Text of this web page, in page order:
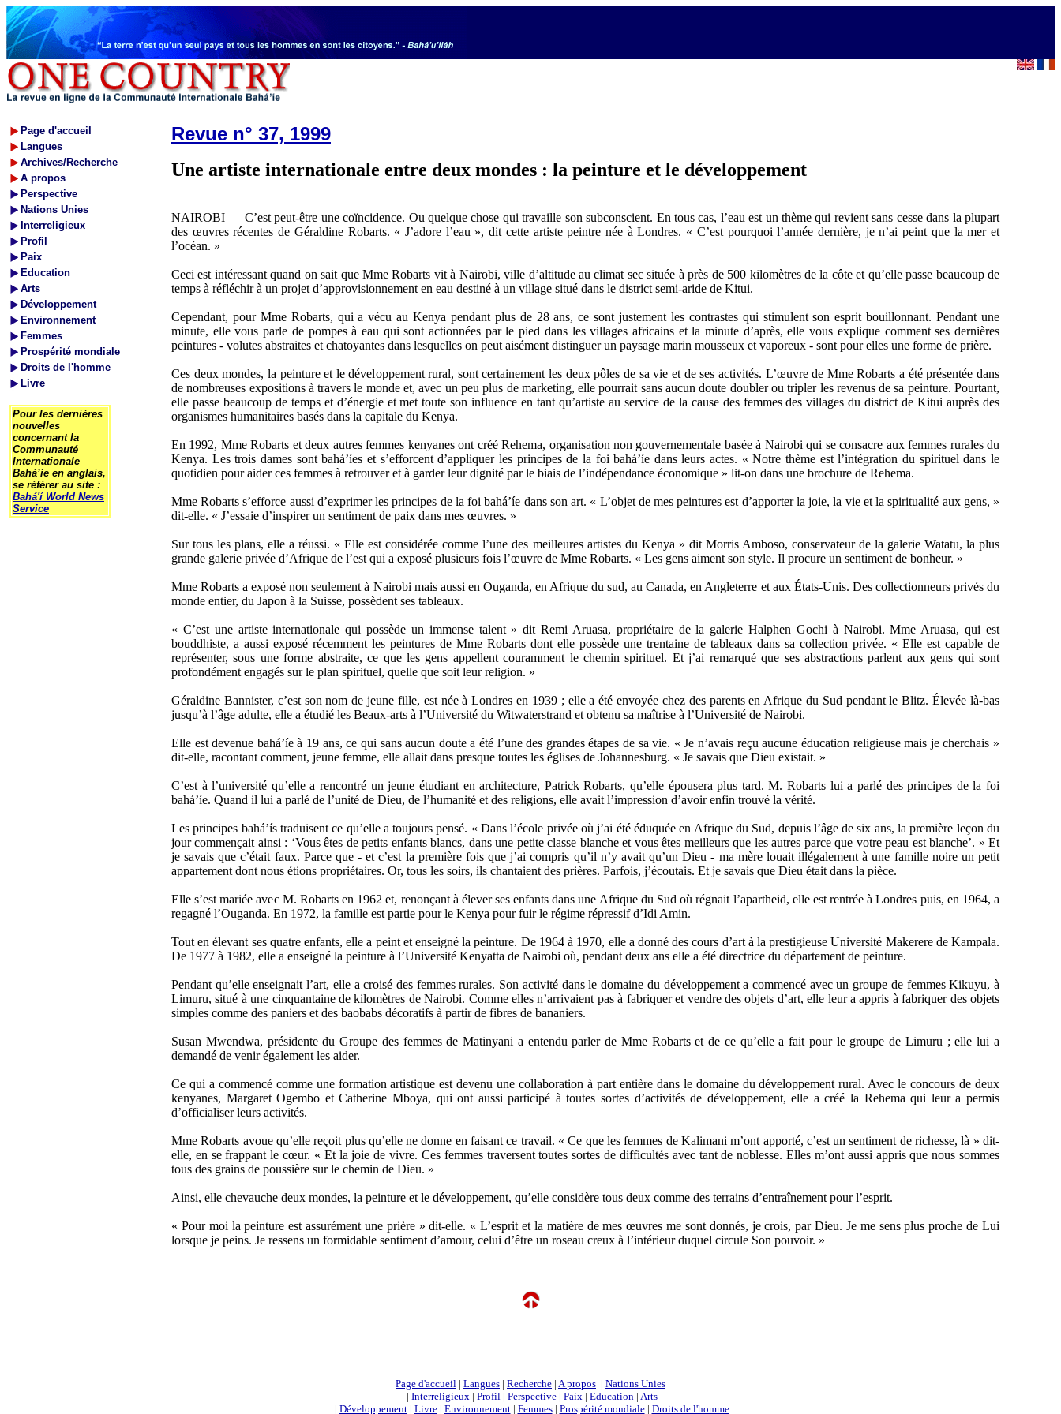
Page d'accueil
Langues
Archives/Recherche
A propos
Perspective
Nations Unies
Interreligieux
Profil
Paix
Education
Arts
Développement
Environnement
Femmes
Prospérité mondiale
Droits de l'homme
Livre
Pour les dernières
nouvelles
concernant la
Communauté
Internationale
Bahá’íe en anglais,
se référer au site :
Bahá'í World News
Service
Revue n° 37, 1999
Une artiste internationale entre deux mondes : la peinture et le développement
NAIROBI — C’est peut-être une coïncidence. Ou quelque chose qui travaille son subconscient. En tous cas, l’eau est un thème qui revient sans cesse dans la plupart
des œuvres récentes de Géraldine Robarts. « J’adore l’eau », dit cette artiste peintre née à Londres. « C’est pourquoi l’année dernière, je n’ai peint que la mer et
l’océan. »
Ceci est intéressant quand on sait que Mme Robarts vit à Nairobi, ville d’altitude au climat sec située à près de 500 kilomètres de la côte et qu’elle passe beaucoup de
temps à réfléchir à un projet d’approvisionnement en eau destiné à un village situé dans le district semi-aride de Kitui.
Cependant, pour Mme Robarts, qui a vécu au Kenya pendant plus de 28 ans, ce sont justement les contrastes qui stimulent son esprit bouillonnant. Pendant une
minute, elle vous parle de pompes à eau qui sont actionnées par le pied dans les villages africains et la minute d’après, elle vous explique comment ses dernières
peintures - volutes abstraites et chatoyantes dans lesquelles on peut aisément distinguer un paysage marin mousseux et vaporeux - sont pour elles une forme de prière.
Ces deux mondes, la peinture et le développement rural, sont certainement les deux pôles de sa vie et de ses activités. L’œuvre de Mme Robarts a été présentée dans
de nombreuses expositions à travers le monde et, avec un peu plus de marketing, elle pourrait sans aucun doute doubler ou tripler les revenus de sa peinture. Pourtant,
elle passe beaucoup de temps et d’énergie et met toute son influence en tant qu’artiste au service de la cause des femmes des villages du district de Kitui auprès des
organismes humanitaires basés dans la capitale du Kenya.
En 1992, Mme Robarts et deux autres femmes kenyanes ont créé Rehema, organisation non gouvernementale basée à Nairobi qui se consacre aux femmes rurales du
Kenya. Les trois dames sont bahá’íes et s’efforcent d’appliquer les principes de la foi bahá’íe dans leurs actes. « Notre thème est l’intégration du spirituel dans le
quotidien pour aider ces femmes à retrouver et à garder leur dignité par le biais de l’indépendance économique » lit-on dans une brochure de Rehema.
Mme Robarts s’efforce aussi d’exprimer les principes de la foi bahá’íe dans son art. « L’objet de mes peintures est d’apporter la joie, la vie et la spiritualité aux gens, »
dit-elle. « J’essaie d’inspirer un sentiment de paix dans mes œuvres. »
Sur tous les plans, elle a réussi. « Elle est considérée comme l’une des meilleures artistes du Kenya » dit Morris Amboso, conservateur de la galerie Watatu, la plus
grande galerie privée d’Afrique de l’est qui a exposé plusieurs fois l’œuvre de Mme Robarts. « Les gens aiment son style. Il procure un sentiment de bonheur. »
Mme Robarts a exposé non seulement à Nairobi mais aussi en Ouganda, en Afrique du sud, au Canada, en Angleterre et aux États-Unis. Des collectionneurs privés du
monde entier, du Japon à la Suisse, possèdent ses tableaux.
« C’est une artiste internationale qui possède un immense talent » dit Remi Aruasa, propriétaire de la galerie Halphen Gochi à Nairobi. Mme Aruasa, qui est
bouddhiste, a aussi exposé récemment les peintures de Mme Robarts dont elle possède une trentaine de tableaux dans sa collection privée. « Elle est capable de
représenter, sous une forme abstraite, ce que les gens appellent couramment le chemin spirituel. Et j’ai remarqué que ses abstractions parlent aux gens qui sont
profondément engagés sur le plan spirituel, quelle que soit leur religion. »
Géraldine Bannister, c’est son nom de jeune fille, est née à Londres en 1939 ; elle a été envoyée chez des parents en Afrique du Sud pendant le Blitz. Élevée là-bas
jusqu’à l’âge adulte, elle a étudié les Beaux-arts à l’Université du Witwaterstrand et obtenu sa maîtrise à l’Université de Nairobi.
Elle est devenue bahá’íe à 19 ans, ce qui sans aucun doute a été l’une des grandes étapes de sa vie. « Je n’avais reçu aucune éducation religieuse mais je cherchais »
dit-elle, racontant comment, jeune femme, elle allait dans presque toutes les églises de Johannesburg. « Je savais que Dieu existait. »
C’est à l’université qu’elle a rencontré un jeune étudiant en architecture, Patrick Robarts, qu’elle épousera plus tard. M. Robarts lui a parlé des principes de la foi
bahá’íe. Quand il lui a parlé de l’unité de Dieu, de l’humanité et des religions, elle avait l’impression d’avoir enfin trouvé la vérité.
Les principes bahá’ís traduisent ce qu’elle a toujours pensé. « Dans l’école privée où j’ai été éduquée en Afrique du Sud, depuis l’âge de six ans, la première leçon du
jour commençait ainsi : ‘Vous êtes de petits enfants blancs, dans une petite classe blanche et vous êtes meilleurs que les autres parce que votre peau est blanche’. » Et
je savais que c’était faux. Parce que - et c’est la première fois que j’ai compris qu’il n’y avait qu’un Dieu - ma mère louait illégalement à une famille noire un petit
appartement dont nous étions propriétaires. Or, tous les soirs, ils chantaient des prières. Parfois, j’écoutais. Et je savais que Dieu était dans la pièce.
Elle s’est mariée avec M. Robarts en 1962 et, renonçant à élever ses enfants dans une Afrique du Sud où régnait l’apartheid, elle est rentrée à Londres puis, en 1964, a
regagné l’Ouganda. En 1972, la famille est partie pour le Kenya pour fuir le régime répressif d’Idi Amin.
Tout en élevant ses quatre enfants, elle a peint et enseigné la peinture. De 1964 à 1970, elle a donné des cours d’art à la prestigieuse Université Makerere de Kampala.
De 1977 à 1982, elle a enseigné la peinture à l’Université Kenyatta de Nairobi où, pendant deux ans elle a été directrice du département de peinture.
Pendant qu’elle enseignait l’art, elle a croisé des femmes rurales. Son activité dans le domaine du développement a commencé avec un groupe de femmes Kikuyu, à
Limuru, situé à une cinquantaine de kilomètres de Nairobi. Comme elles n’arrivaient pas à fabriquer et vendre des objets d’art, elle leur a appris à fabriquer des objets
simples comme des paniers et des baobabs décoratifs à partir de fibres de bananiers.
Susan Mwendwa, présidente du Groupe des femmes de Matinyani a entendu parler de Mme Robarts et de ce qu’elle a fait pour le groupe de Limuru ; elle lui a
demandé de venir également les aider.
Ce qui a commencé comme une formation artistique est devenu une collaboration à part entière dans le domaine du développement rural. Avec le concours de deux
kenyanes, Margaret Ogembo et Catherine Mboya, qui ont aussi participé à toutes sortes d’activités de développement, elle a créé la Rehema qui leur a permis
d’officialiser leurs activités.
Mme Robarts avoue qu’elle reçoit plus qu’elle ne donne en faisant ce travail. « Ce que les femmes de Kalimani m’ont apporté, c’est un sentiment de richesse, là » dit-
elle, en se frappant le cœur. « Et la joie de vivre. Ces femmes traversent toutes sortes de difficultés avec tant de noblesse. Elles m’ont aussi appris que nous sommes
tous des grains de poussière sur le chemin de Dieu. »
Ainsi, elle chevauche deux mondes, la peinture et le développement, qu’elle considère tous deux comme des terrains d’entraînement pour l’esprit.
« Pour moi la peinture est assurément une prière » dit-elle. « L’esprit et la matière de mes œuvres me sont donnés, je crois, par Dieu. Je me sens plus proche de Lui
lorsque je peins. Je ressens un formidable sentiment d’amour, celui d’être un roseau creux à l’intérieur duquel circule Son pouvoir. »
Page d'accueil | Langues | Recherche | A propos | Nations Unies
| Interreligieux| Profil| Perspective| Paix| Education| Arts
| Développement| Livre| Environnement| Femmes| Prospérité mondiale| Droits de l'homme